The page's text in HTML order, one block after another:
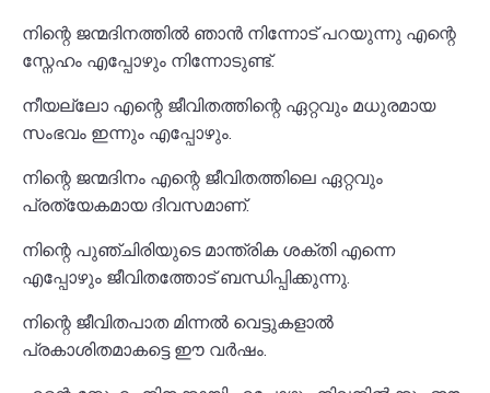
നിന്റെ ജന്മദിനത്തിൽ ഞാൻ നിന്നോട് പറയുന്നു എന്റെ
സ്നേഹം എപ്പോഴും നിന്നോടുണ്ട്.
നീയല്ലോ എന്റെ ജീവിതത്തിന്റെ ഏറ്റവും മധുരമായ
സംഭവം ഇന്നും എപ്പോഴും.
നിന്റെ ജന്മദിനം എന്റെ ജീവിതത്തിലെ ഏറ്റവും
പ്രത്യേകമായ ദിവസമാണ്.
നിന്റെ പുഞ്ചിരിയുടെ മാന്ത്രിക ശക്തി എന്നെ
എപ്പോഴും ജീവിതത്തോട് ബന്ധിപ്പിക്കുന്നു.
നിന്റെ ജീവിതപാത മിന്നൽ വെട്ടുകളാൽ
പ്രകാശിതമാകട്ടെ ഈ വർഷം.